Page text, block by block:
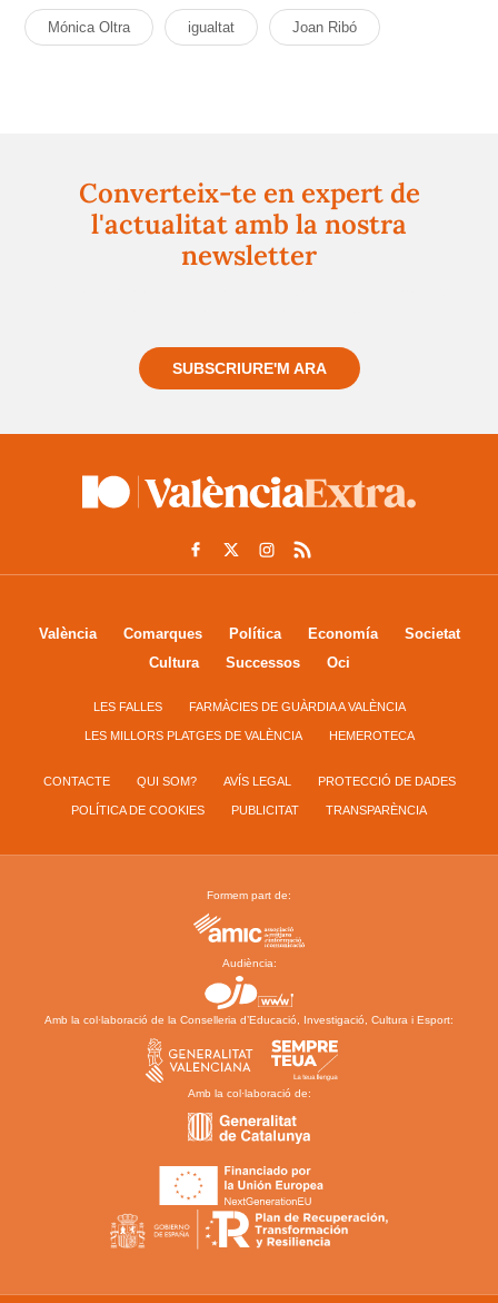
Mónica Oltra igualtat Joan Ribó
Converteix-te en expert de
l'actualitat amb la nostra
newsletter
SUBSCRIURE'M ARA
València Comarques Política Economía
Societat
Cultura
Successos Oci
LES FALLES FARMÀCIES DE GUÀRDIA A VALÈNCIA
LES MILLORS PLATGES DE VALÈNCIA HEMEROTECA
CONTACTE QUI SOM? AVÍS LEGAL PROTECCIÓ DE DADES
POLÍTICA DE COOKIES PUBLICITAT TRANSPARÈNCIA
Formem part de:
Audiència:
Amb la col·laboració de la Conselleria d’Educació, Investigació, Cultura i Esport:
Amb la col·laboració de: